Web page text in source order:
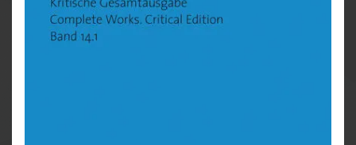
Aufsätze, Rezensionen, Vortragstexte, Exposés und
Typoskripte aus dem Nachlass, die in engem
Zusammenhang mit dem Werk stehen. Diese Ausgabe